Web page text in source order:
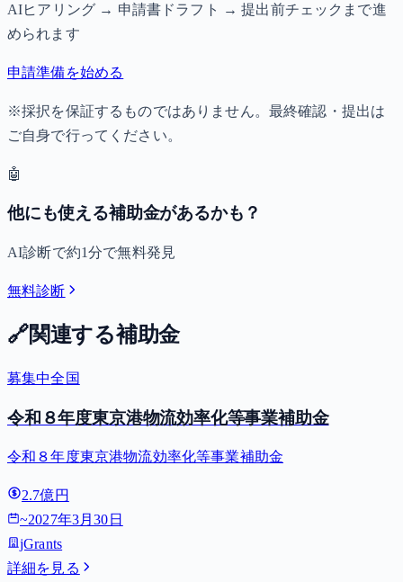
AIヒアリング → 申請書ドラフト → 提出前チェックまで進
められます
申請準備を始める
※採択を保証するものではありません。最終確認・提出は
ご自身で行ってください。
🤖
他にも使える補助金があるかも？
AI診断で約1分で無料発見
無料診断
🔗関連する補助金
募集中全国
令和８年度東京港物流効率化等事業補助金
令和８年度東京港物流効率化等事業補助金
2.7億円
~2027年3月30日
jGrants
詳細を見る